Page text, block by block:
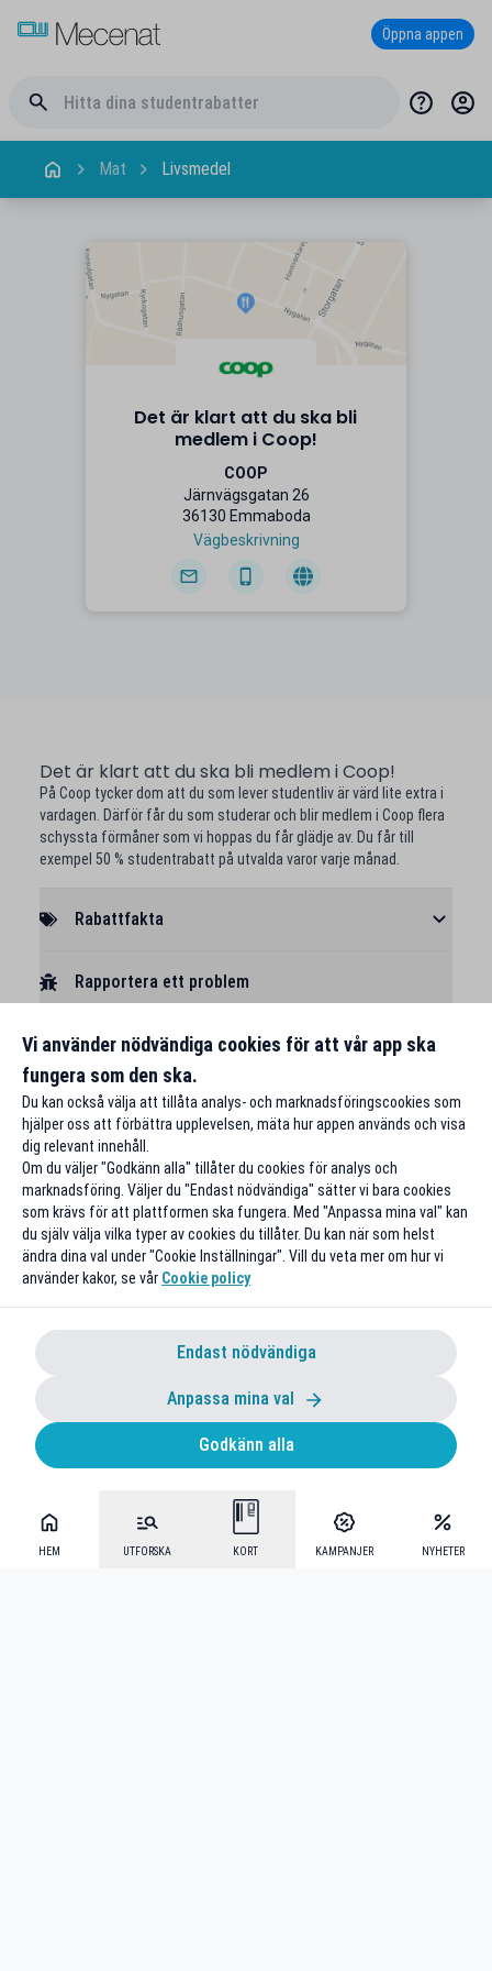
HEM UTFORSKA KORT KAMPANJER NYHETER
Öppna appen
Mat Livsmedel
Det är klart att du ska bli
medlem i Coop!
COOP
Järnvägsgatan 26
36130 Emmaboda
Vägbeskrivning
Det är klart att du ska bli medlem i Coop!
På Coop tycker dom att du som lever studentliv är värd lite extra i
vardagen. Därför får du som studerar och blir medlem i Coop flera
schyssta förmåner som vi hoppas du får glädje av. Du får till
exempel 50 % studentrabatt på utvalda varor varje månad.
Rabattfakta
Rapportera ett problem
Vi använder nödvändiga cookies för att vår app ska
fungera som den ska.
Du kan också välja att tillåta analys- och marknadsföringscookies som
hjälper oss att förbättra upplevelsen, mäta hur appen används och visa
dig relevant innehåll.
Om du väljer "Godkänn alla" tillåter du cookies för analys och
marknadsföring. Väljer du "Endast nödvändiga" sätter vi bara cookies
som krävs för att plattformen ska fungera. Med "Anpassa mina val" kan
du själv välja vilka typer av cookies du tillåter. Du kan när som helst
ändra dina val under "Cookie Inställningar". Vill du veta mer om hur vi
använder kakor, se vår Cookie policy
Endast nödvändiga
Anpassa mina val
Godkänn alla